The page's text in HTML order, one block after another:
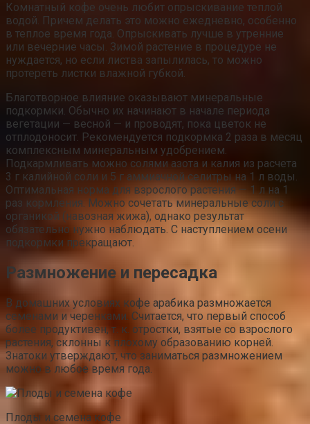
Комнатный кофе очень любит опрыскивание теплой
водой. Причем делать это можно ежедневно, особенно
в теплое время года. Опрыскивать лучше в утренние
или вечерние часы. Зимой растение в процедуре не
нуждается, но если листва запылилась, то можно
протереть листки влажной губкой.
Благотворное влияние оказывают минеральные
подкормки. Обычно их начинают в начале периода
вегетации — весной — и проводят, пока цветок не
отплодоносит. Рекомендуется подкормка 2 раза в месяц
комплексным минеральным удобрением.
Подкармливать можно солями азота и калия из расчета
3 г калийной соли и 5 г аммиачной селитры на 1 л воды.
Оптимальная норма для взрослого растения — 1 л на 1
раз кормления. Можно сочетать минеральные соли с
органикой (навозная жижа), однако результат
обязательно нужно наблюдать. С наступлением осени
подкормки прекращают.
Размножение и пересадка
В домашних условиях кофе арабика размножается
семенами и черенками. Считается, что первый способ
более продуктивен, т. к. отростки, взятые со взрослого
растения, склонны к плохому образованию корней.
Знатоки утверждают, что заниматься размножением
можно в любое время года.
Плоды и семена кофе